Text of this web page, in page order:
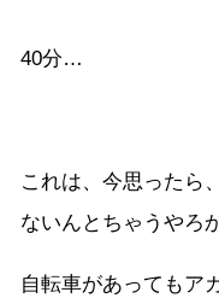
40分…
これは、今思ったら
ないんとちゃうやろか
自転車があってもア